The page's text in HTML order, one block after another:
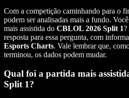
Com a competição caminhando para o
podem ser analisadas mais a fundo.
mais assistida do CBLOL 2026 Split 1?
resposta para essa pergunta, com
Esports Charts. Vale lembrar que,
terminou, os dados podem mudar.
Qual foi a partida mais
Split 1?